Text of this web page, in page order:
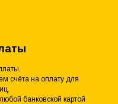
счёта на оплату для
банковской картой